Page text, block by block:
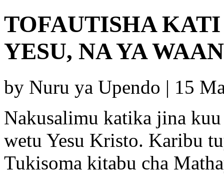
TOFAUTISHA
YESU, NA YA
by Nuru ya Upendo | 15
Nakusalimu katika jina
wetu Yesu Kristo. Karibu
Tukisoma kitabu cha